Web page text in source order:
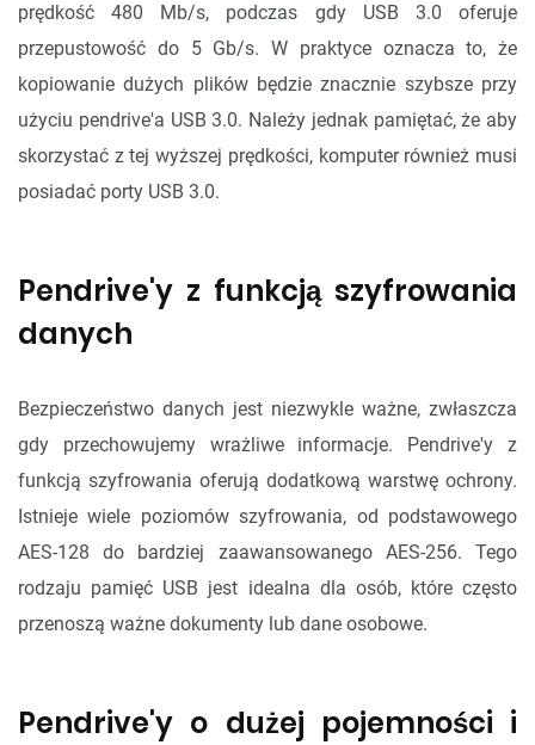
prędkość 480 Mb/s, podczas gdy USB 3.0 oferuje
przepustowość do 5 Gb/s. W praktyce oznacza to, że
kopiowanie dużych plików będzie znacznie szybsze przy
użyciu pendrive'a USB 3.0. Należy jednak pamiętać, że aby
skorzystać z tej wyższej prędkości, komputer również musi
posiadać porty USB 3.0.
Pendrive'y z funkcją szyfrowania
danych
Bezpieczeństwo danych jest niezwykle ważne, zwłaszcza
gdy przechowujemy wrażliwe informacje. Pendrive'y z
funkcją szyfrowania oferują dodatkową warstwę ochrony.
Istnieje wiele poziomów szyfrowania, od podstawowego
AES-128 do bardziej zaawansowanego AES-256. Tego
rodzaju pamięć USB jest idealna dla osób, które często
przenoszą ważne dokumenty lub dane osobowe.
Pendrive'y o dużej pojemności i